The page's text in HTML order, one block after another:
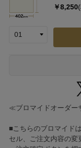
￥8,250
≪ブロマイドオーダー
■こちらのブロマイド
セル、ご注文内容の変